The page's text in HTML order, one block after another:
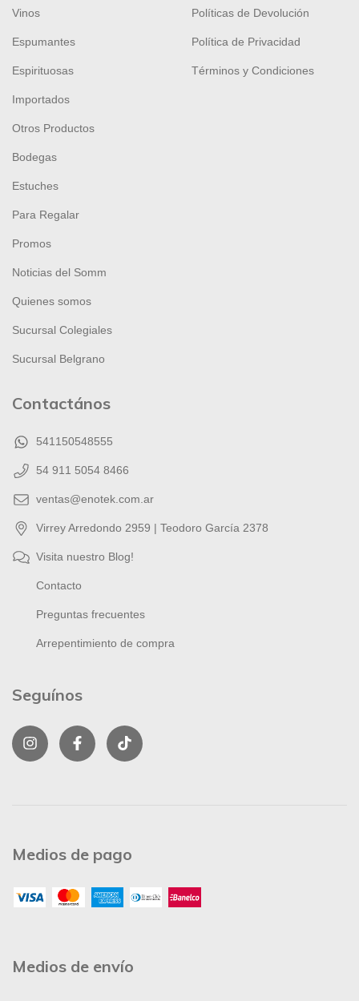
Vinos
Espumantes
Espirituosas
Importados
Otros Productos
Bodegas
Estuches
Para Regalar
Promos
Noticias del Somm
Quienes somos
Sucursal Colegiales
Sucursal Belgrano
Políticas de Devolución
Política de Privacidad
Términos y Condiciones
Contactános
541150548555
54 911 5054 8466
ventas@enotek.com.ar
Virrey Arredondo 2959 | Teodoro García 2378
Visita nuestro Blog!
Contacto
Preguntas frecuentes
Arrepentimiento de compra
Seguínos
Medios de pago
Medios de envío